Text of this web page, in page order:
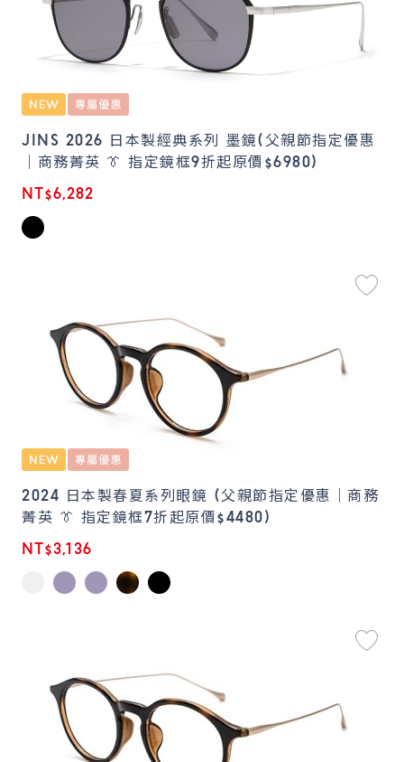
JINS 2026 日本製經典系列 墨鏡(父親節指定優惠
｜商務菁英 👔 指定鏡框9折起原價$6980)
NT$6,282
2024 日本製春夏系列眼鏡 (父親節指定優惠｜商務
菁英 👔 指定鏡框7折起原價$4480)
NT$3,136